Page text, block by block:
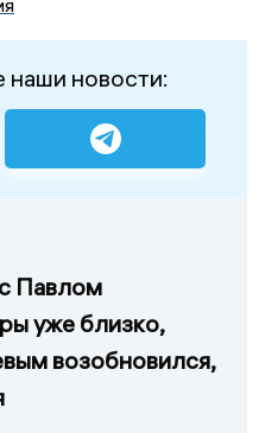
новости:
Павлом
уже близко,
возобновился,